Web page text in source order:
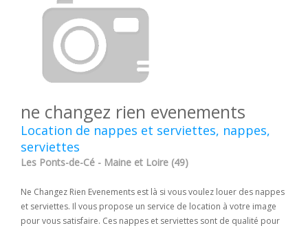
ne changez rien evenements
Location de nappes et serviettes, nappes,
serviettes
Les Ponts-de-Cé - Maine et Loire (49)
Ne Changez Rien Evenements est là si vous voulez louer des nappes
et serviettes. Il vous propose un service de location à votre image
pour vous satisfaire. Ces nappes et serviettes sont de qualité pour